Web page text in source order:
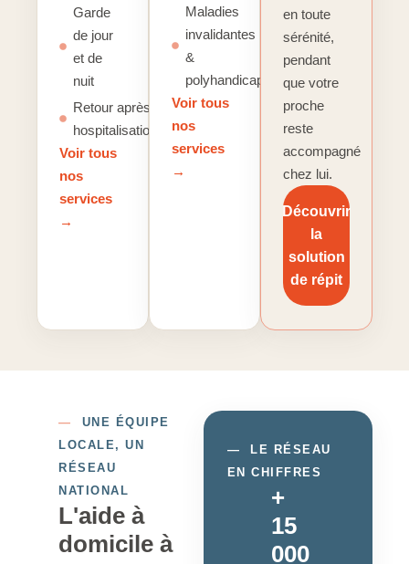
Garde
de jour
et de
nuit
Retour après
hospitalisation
Voir tous
nos
services
→
Maladies
invalidantes
&
polyhandicap
Voir tous
nos
services
→
en toute
sérénité,
pendant
que votre
proche
reste
accompagné
chez lui.
Découvrir
la
solution
de répit
— UNE ÉQUIPE
LOCALE, UN
RÉSEAU
NATIONAL
L'aide à
domicile à
— LE RÉSEAU
EN CHIFFRES
+
15
000